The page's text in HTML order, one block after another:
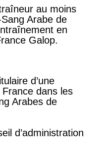
au moins
Arabe de
en
Galop.
d’une
dans les
Arabes de
d’administration